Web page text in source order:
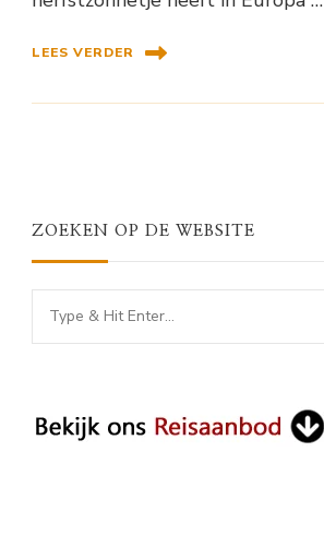
LEES VERDER
ZOEKEN OP DE WEBSITE
Looking
for